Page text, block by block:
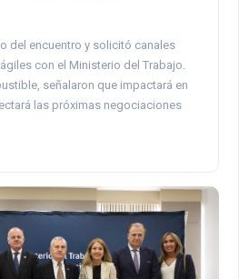
del encuentro y solicitó canales
con el Ministerio del Trabajo.
señalaron que impactará en
las próximas negociaciones